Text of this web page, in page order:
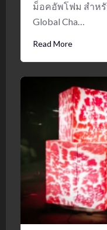
ม็อคอัพโฟม สำหรั
Global Cha…
Read More